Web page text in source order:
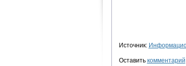
Источник:
Оставить комментарий